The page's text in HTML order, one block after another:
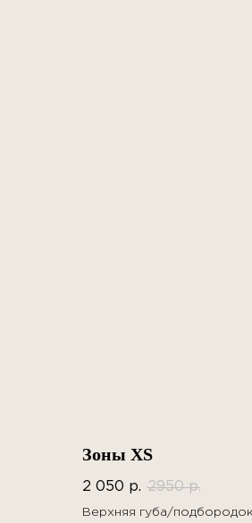
Зоны XS
2 050 р. 2950 р.
Верхняя губа/